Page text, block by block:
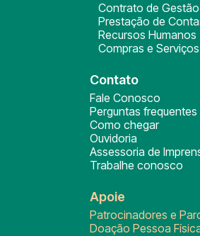
Contrato de Gestão
Prestação de
Recursos Humanos
Compras e Serviços
Contato
Fale Conosco
Perguntas frequentes
Como chegar
Ouvidoria
Assessoria de
Trabalhe conosco
Apoie
Patrocinadores e
Doação Pessoa